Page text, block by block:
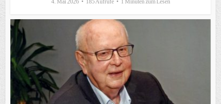
4. Mai 2026 185 Aufrufe 1 Minuten zum Lesen